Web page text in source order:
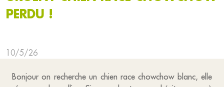
PERDU !
10/5/26
Bonjour on recherche un chien race chowchow blanc, elle